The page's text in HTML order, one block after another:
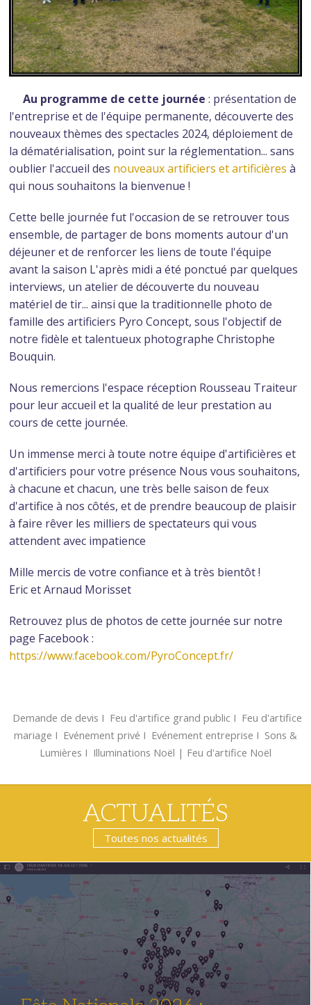
Au programme de cette journée : présentation de
l'entreprise et de l'équipe permanente, découverte des
nouveaux thèmes des spectacles 2024, déploiement de
la dématérialisation, point sur la réglementation... sans
oublier l'accueil des nouveaux artificiers et artificières à
qui nous souhaitons la bienvenue !
Cette belle journée fut l'occasion de se retrouver tous
ensemble, de partager de bons moments autour d'un
déjeuner et de renforcer les liens de toute l'équipe
avant la saison L'après midi a été ponctué par quelques
interviews, un atelier de découverte du nouveau
matériel de tir... ainsi que la traditionnelle photo de
famille des artificiers Pyro Concept, sous l'objectif de
notre fidèle et talentueux photographe Christophe
Bouquin.
Nous remercions l'espace réception Rousseau Traiteur
pour leur accueil et la qualité de leur prestation au
cours de cette journée.
Un immense merci à toute notre équipe d'artificières et
d'artificiers pour votre présence Nous vous souhaitons,
à chacune et chacun, une très belle saison de feux
d'artifice à nos côtés, et de prendre beaucoup de plaisir
à faire rêver les milliers de spectateurs qui vous
attendent avec impatience
Mille mercis de votre confiance et à très bientôt !
Eric et Arnaud Morisset
Retrouvez plus de photos de cette journée sur notre
page Facebook :
https://www.facebook.com/PyroConcept.fr/
Demande de devis Ι Feu d'artifice grand publicΙ Feu d'artifice
mariage Ι Evénement privé Ι Evénement entreprise Ι Sons &
Lumières Ι Illuminations Noël | Feu d'artifice Noël
ACTUALITÉS
Toutes nos actualités